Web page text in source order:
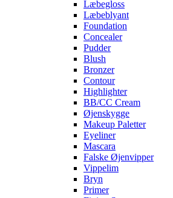
Læbegloss
Læbeblyant
Foundation
Concealer
Pudder
Blush
Bronzer
Contour
Highlighter
BB/CC Cream
Øjenskygge
Makeup Paletter
Eyeliner
Mascara
Falske Øjenvipper
Vippelim
Bryn
Primer